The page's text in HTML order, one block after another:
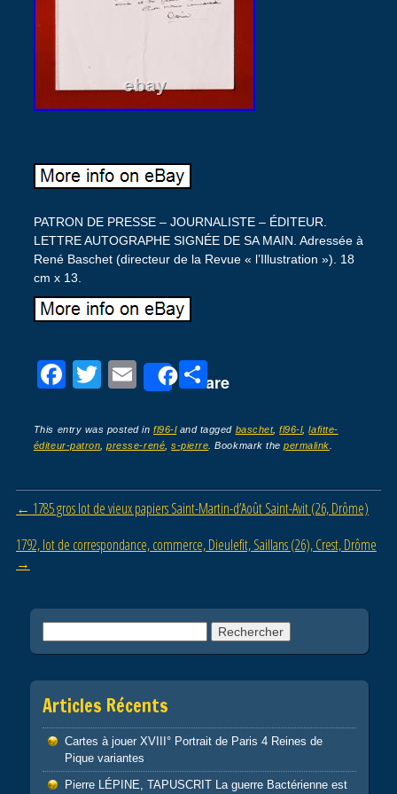
PATRON DE PRESSE – JOURNALISTE – ÉDITEUR.
LETTRE AUTOGRAPHE SIGNÉE DE SA MAIN. Adressée à
René Baschet (directeur de la Revue « l’Illustration »). 18
cm x 13.
F
c
e
b
o
o
T
tt
er
E
ail
Share
P
ta
g
er
This entry was posted infl96-land tagged baschet,fl96-l,lafitte-
éditeur-patron ,presse-rené ,s-pierre . Bookmark thepermalink
Post navigation
← 1785 gros lot de vieux papiers Saint-Martin-d’Août Saint-Avit (26, Drôme)
1792, lot de correspondance, commerce, Dieulefit, Saillans (26), Crest, Drôme
→
Articles Récents
Cartes à jouer XVIII° Portrait de Paris 4 Reines de
Pique variantes
Pierre LÉPINE, TAPUSCRIT La guerre Bactérienne est